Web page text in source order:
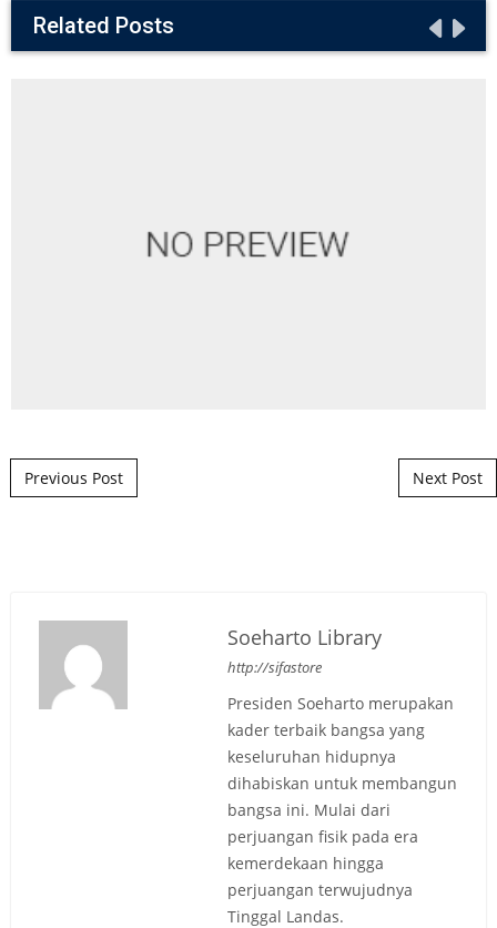
Related Posts
Post navigation
Previous Post Next Post
Soeharto Library
http://sifastore
Presiden Soeharto merupakan
kader terbaik bangsa yang
keseluruhan hidupnya
dihabiskan untuk membangun
bangsa ini. Mulai dari
perjuangan fisik pada era
kemerdekaan hingga
perjuangan terwujudnya
Tinggal Landas.